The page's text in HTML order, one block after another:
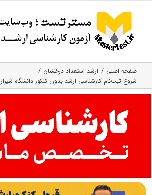
content
صفحه اصلی
ارشد استعداد درخشان
شروع ثبت‌نام کارشناسی ارشد بدون کنکور دانشگاه شیراز ۱۴۰۴